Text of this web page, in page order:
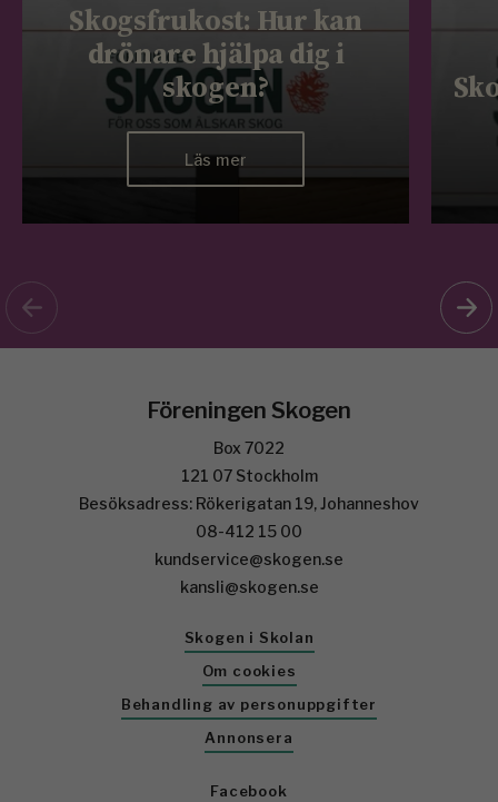
Skogsfrukost: Hur kan
drönare hjälpa dig i
skogen?
Läs mer
Föreningen Skogen
Box 7022
121 07 Stockholm
Besöksadress: Rökerigatan 19, Johanneshov
08-412 15 00
kundservice@skogen.se
kansli@skogen.se
Skogen i Skolan
Om cookies
Behandling av personuppgifter
Annonsera
Facebook